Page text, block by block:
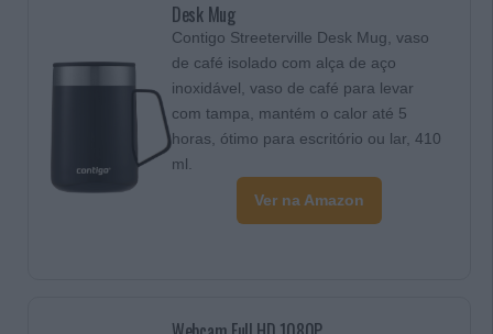
Desk Mug
Contigo Streeterville Desk Mug, vaso
de café isolado com alça de aço
inoxidável, vaso de café para levar
com tampa, mantém o calor até 5
horas, ótimo para escritório ou lar, 410
ml.
Ver na Amazon